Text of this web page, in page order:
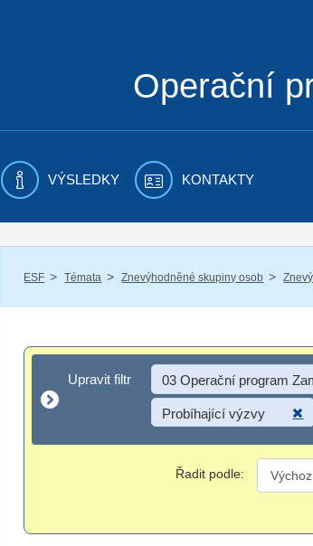
Operační
VÝSLEDKY KONTAKTY
ESF / Témata / Znevýhodněné skupiny osob /
Upravit filtr
Upravit filtr 03 Operační program
Probíhající výzvy
Řadit podle: